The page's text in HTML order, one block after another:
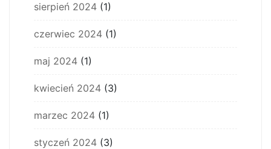
sierpień 2024 (1)
czerwiec 2024 (1)
maj 2024 (1)
kwiecień 2024 (3)
marzec 2024 (1)
styczeń 2024 (3)